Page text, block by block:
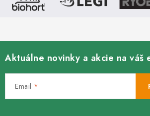
Aktuálne novinky a akcie na váš
Email